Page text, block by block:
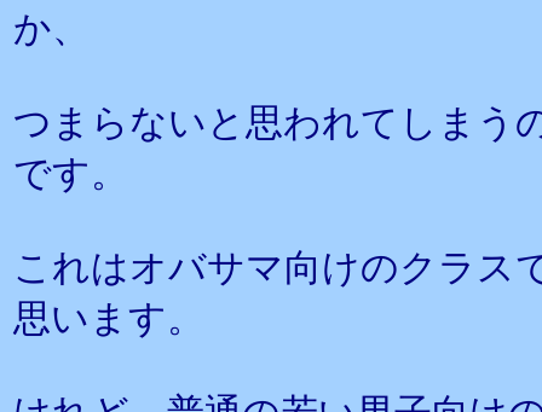
か、
つまらないと思われてしまう
です。
これはオバサマ向けのクラス
思います。